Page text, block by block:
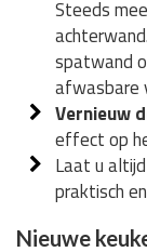
Steeds
spatwand
afwasbare
Vernieuw
effect op
Laat u
praktisch
Nieuwe